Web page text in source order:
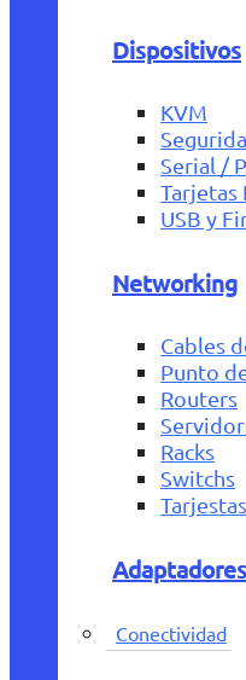
Dispositivos
KVM
Serial /
Tarjetas
USB y
Networking
Cables
Punto
Routers
Racks
Switchs
Conectividad